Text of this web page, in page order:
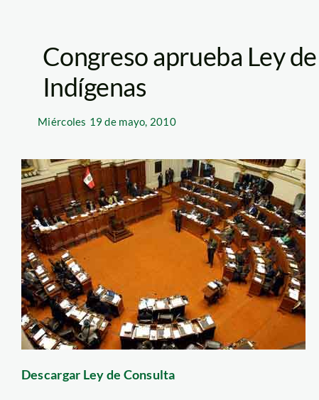
Congreso aprueba Ley
Indígenas
Miércoles 19 de mayo, 2010
Descargar Ley de Consulta